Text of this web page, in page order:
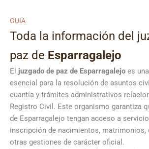
GUIA
Toda la información del
paz de Esparragalejo
El juzgado de paz de Esparragalejo es
esencial para la resolución de asuntos
cuantía y trámites administrativos
Registro Civil. Este organismo garantiza
de Esparragalejo tengan acceso a
inscripción de nacimientos, matrimonios,
otras gestiones de carácter oficial.